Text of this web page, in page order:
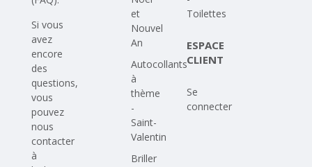
Si vous
avez
encore
des
questions,
vous
pouvez
nous
contacter
à
et
Nouvel
An
Autocollants
à
thème
-
Saint-
Valentin
Briller
Toilettes
ESPACE
CLIENT
Se
connecter